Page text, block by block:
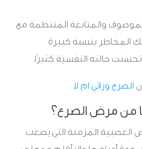
والمتابعة المنتظمة مع
المخاطر بنسبة كبيرة
حالته النفسية كثيرًا.
الصرع وراثي ام لا
من مرض الصرع؟
العصبية المزمنة التي يصعب